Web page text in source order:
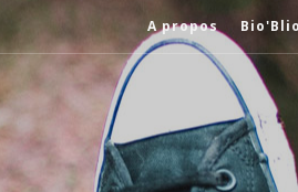
A propos